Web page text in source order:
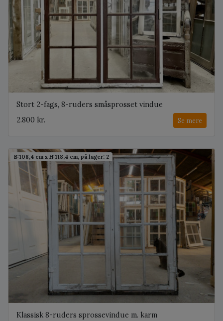
Stort 2-fags, 8-ruders småsprosset vindue
2.800 kr.
Se mere
B:108,4 cm x H:118,4 cm, på lager: 2
Klassisk 8-ruders sprossevindue m. karm